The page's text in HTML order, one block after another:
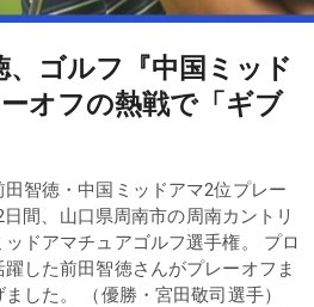
、ゴルフ『中国ミッド
オフの熱戦で「ギブ
田智徳・中国ミッドアマ2位プレー
間、山口県周南市の周南カントリ
ドアマチュアゴルフ選手権。 プロ
した前田智徳さんがプレーオフま
した。 （優勝・宮田敬司選手）